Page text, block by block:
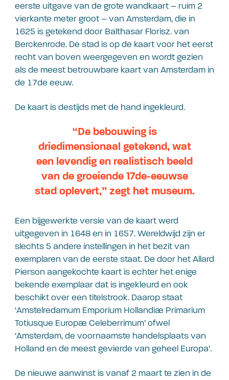
eerste uitgave van de grote wandkaart – ruim 2
vierkante meter groot – van Amsterdam, die in
1625 is getekend door Balthasar Florisz. van
Berckenrode. De stad is op de kaart voor het eerst
recht van boven weergegeven en wordt gezien
als de meest betrouwbare kaart van Amsterdam in
de 17de eeuw.
De kaart is destijds met de hand ingekleurd.
“De bebouwing is
driedimensionaal getekend, wat
een levendig en realistisch beeld
van de groeiende 17de-eeuwse
stad oplevert,” zegt het museum.
Een bijgewerkte versie van de kaart werd
uitgegeven in 1648 en in 1657. Wereldwijd zijn er
slechts 5 andere instellingen in het bezit van
exemplaren van de eerste staat. De door het Allard
Pierson aangekochte kaart is echter het enige
bekende exemplaar dat is ingekleurd en ook
beschikt over een titelstrook. Daarop staat
‘Amstelredamum Emporium Hollandiæ Primarium
Totiusque Europæ Celeberrimum’ ofwel
‘Amsterdam, de voornaamste handelsplaats van
Holland en de meest gevierde van geheel Europa’.
De nieuwe aanwinst is vanaf 2 maart te zien in de